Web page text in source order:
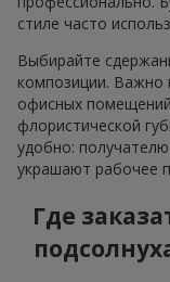
стиле часто
Выбирайте
композиции. Важно
офисных
флористической
удобно:
украшают рабочее
Где